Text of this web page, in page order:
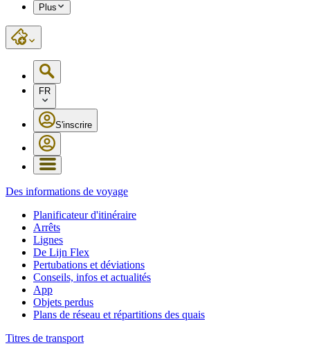
Plus
FR
S'inscrire
Des informations de voyage
Planificateur d'itinéraire
Arrêts
Lignes
De Lijn Flex
Pertubations et déviations
Conseils, infos et actualités
App
Objets perdus
Plans de réseau et répartitions des quais
Titres de transport